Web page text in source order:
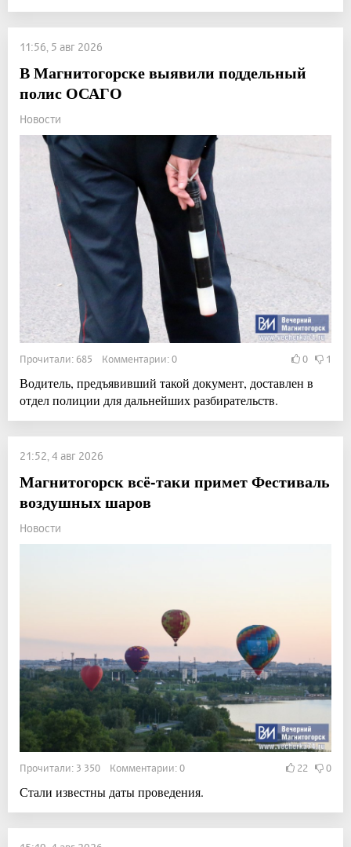
11:56, 5 авг 2026
В Магнитогорске выявили поддельный
полис ОСАГО
Новости
Прочитали: 685 Комментарии: 0 0 1
Водитель, предъявивший такой документ, доставлен в
отдел полиции для дальнейших разбирательств.
21:52, 4 авг 2026
Магнитогорск всё-таки примет Фестиваль
воздушных шаров
Новости
Прочитали: 3 350 Комментарии: 0 22 0
Стали известны даты проведения.